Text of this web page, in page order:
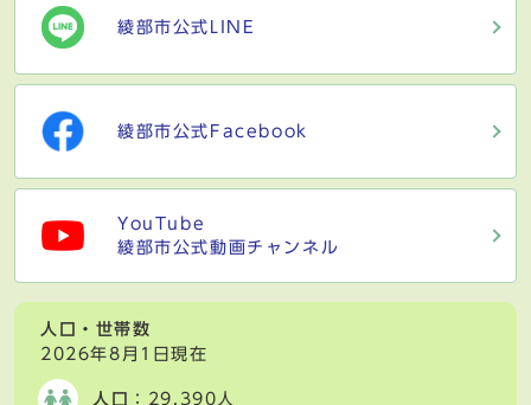
綾部市公式LINE
綾部市公式Facebook
YouTube
綾部市公式動画チャンネル
人口・世帯数
2026年8月1日現在
人口 ：29,390人